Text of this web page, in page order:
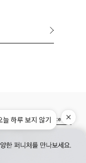
Instagram Pinterest